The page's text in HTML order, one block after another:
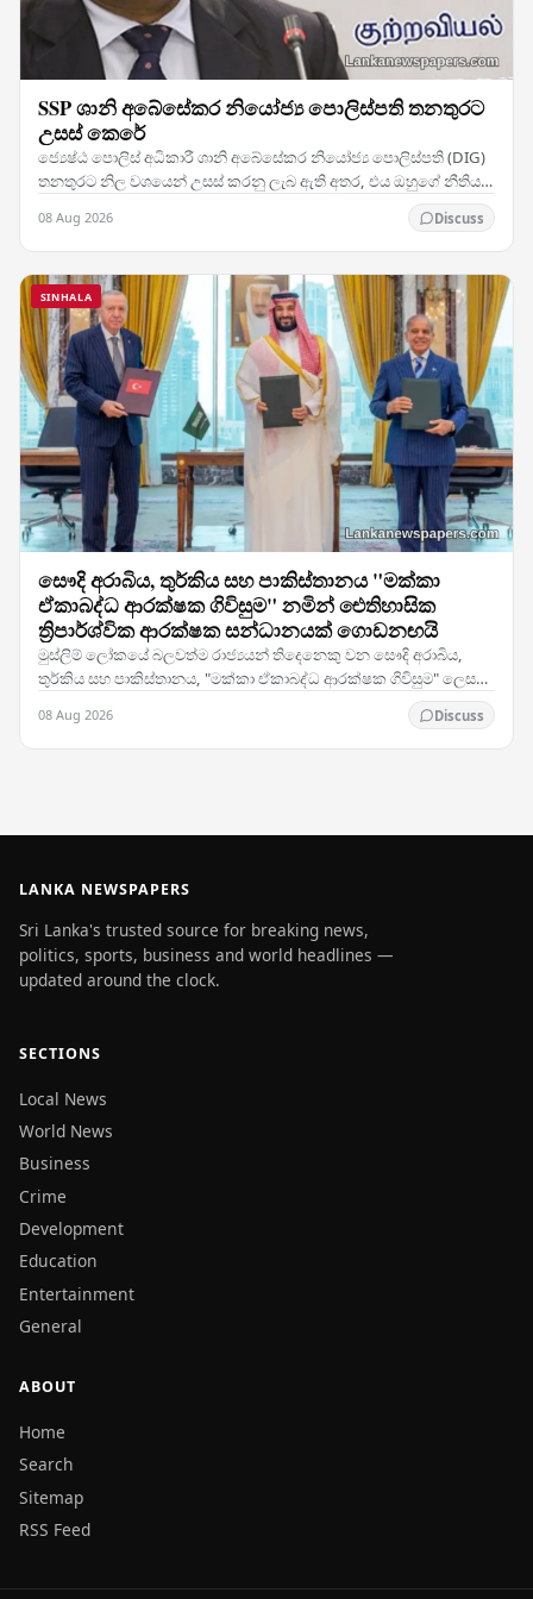
SSP ශානි අබේසේකර නියෝජ්‍ය පොලිස්පති තනතුරට
උසස් කෙරේ
ජ්‍යෙෂ්ඨ පොලිස් අධිකාරී ශානි අබේසේකර නියෝජ්‍ය පොලිස්පති (DIG)
තනතුරට නිල වශයෙන් උසස් කරනු ලැබ ඇති අතර, එය ඔහුගේ නීතිය
08 Aug 2026 Discuss
SINHALA
සෞදි අරාබිය, තුර්කිය සහ පාකිස්තානය "මක්කා
ඒකාබද්ධ ආරක්ෂක ගිවිසුම" නමින් ඓතිහාසික
ත්‍රිපාර්ශ්වික ආරක්ෂක සන්ධානයක් ගොඩනඟයි
මුස්ලිම් ලෝකයේ බලවත්ම රාජ්‍යයන් තිදෙනෙකු වන සෞදි අරාබිය,
තුර්කිය සහ පාකිස්තානය, "මක්කා ඒකාබද්ධ ආරක්ෂක ගිවිසුම" ලෙස
08 Aug 2026 Discuss
LANKA NEWSPAPERS
Sri Lanka's trusted source for breaking news,
politics, sports, business and world headlines —
updated around the clock.
SECTIONS
Local News
World News
Business
Crime
Development
Education
Entertainment
General
ABOUT
Home
Search
Sitemap
RSS Feed